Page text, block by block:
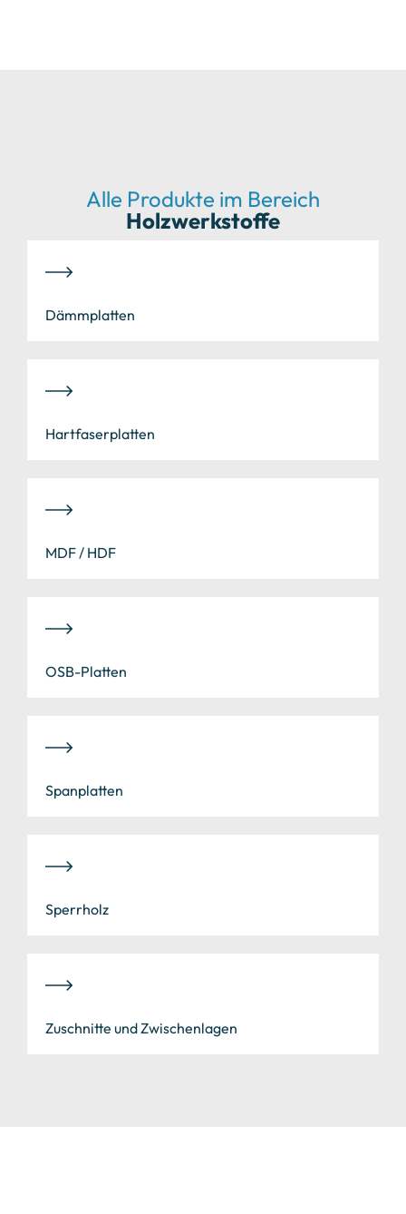
Alle Produkte im Bereich
Holzwerkstoffe
Dämmplatten
Hartfaserplatten
MDF / HDF
OSB-Platten
Spanplatten
Sperrholz
Zuschnitte und Zwischenlagen